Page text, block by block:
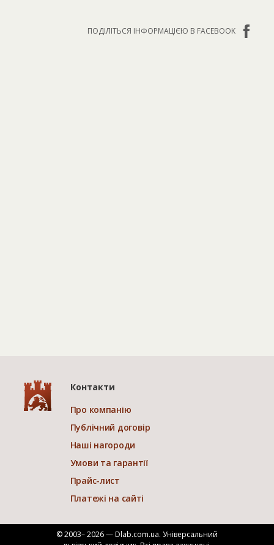
ПОДІЛІТЬСЯ ІНФОРМАЦІЄЮ В FACEBOOK
Контакти
Про компанію
Публічний договір
Наші нагороди
Умови та гарантії
Прайс-лист
Платежі на сайті
© 2003– 2026 — Dlab.com.ua. Універсальний